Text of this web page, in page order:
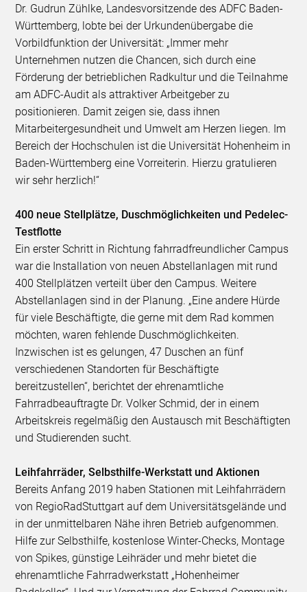
Dr. Gudrun Zühlke, Landesvorsitzende des ADFC Baden-
Württemberg, lobte bei der Urkundenübergabe die
Vorbildfunktion der Universität: „Immer mehr
Unternehmen nutzen die Chancen, sich durch eine
Förderung der betrieblichen Radkultur und die Teilnahme
am ADFC-Audit als attraktiver Arbeitgeber zu
positionieren. Damit zeigen sie, dass ihnen
Mitarbeitergesundheit und Umwelt am Herzen liegen. Im
Bereich der Hochschulen ist die Universität Hohenheim in
Baden-Württemberg eine Vorreiterin. Hierzu gratulieren
wir sehr herzlich!“
400 neue Stellplätze, Duschmöglichkeiten und Pedelec-
Testflotte
Ein erster Schritt in Richtung fahrradfreundlicher Campus
war die Installation von neuen Abstellanlagen mit rund
400 Stellplätzen verteilt über den Campus. Weitere
Abstellanlagen sind in der Planung. „Eine andere Hürde
für viele Beschäftigte, die gerne mit dem Rad kommen
möchten, waren fehlende Duschmöglichkeiten.
Inzwischen ist es gelungen, 47 Duschen an fünf
verschiedenen Standorten für Beschäftigte
bereitzustellen“, berichtet der ehrenamtliche
Fahrradbeauftragte Dr. Volker Schmid, der in einem
Arbeitskreis regelmäßig den Austausch mit Beschäftigten
und Studierenden sucht.
Leihfahrräder, Selbsthilfe-Werkstatt und Aktionen
Bereits Anfang 2019 haben Stationen mit Leihfahrrädern
von RegioRadStuttgart auf dem Universitätsgelände und
in der unmittelbaren Nähe ihren Betrieb aufgenommen.
Hilfe zur Selbsthilfe, kostenlose Winter-Checks, Montage
von Spikes, günstige Leihräder und mehr bietet die
ehrenamtliche Fahrradwerkstatt „Hohenheimer